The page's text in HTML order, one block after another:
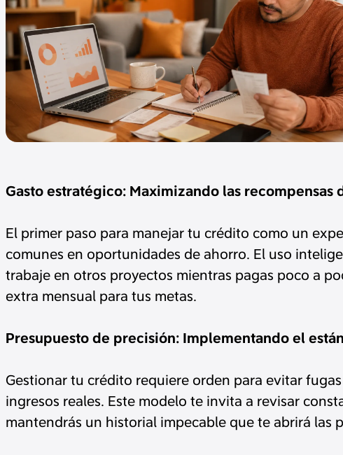
Gasto estratégico: Maximizando las recompensas
El primer paso para manejar tu crédito como un
comunes en oportunidades de ahorro. El uso
trabaje en otros proyectos mientras pagas poco a
extra mensual para tus metas.
Presupuesto de precisión: Implementando el
Gestionar tu crédito requiere orden para evitar
ingresos reales. Este modelo te invita a revisar
mantendrás un historial impecable que te abrirá las